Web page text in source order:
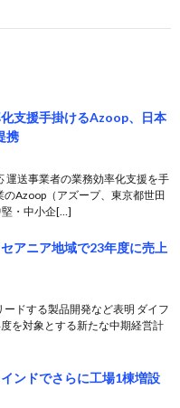
支援手掛けるAzoop、日本
携
運送事業者の業務効率化支援を手
Azoop（アズープ、東京都世田
・中小企[…]
アニア地域で23年度に売上
ドする製品開発など表明 ダイフ
を対象とする新たな中期経営計
ンドでさらに工場1棟増設